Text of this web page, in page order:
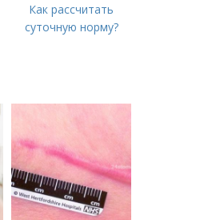
Как рассчитать
суточную норму?